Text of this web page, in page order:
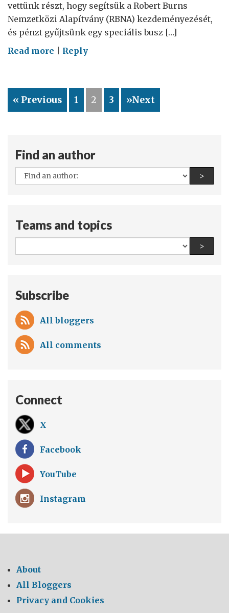
vettünk részt, hogy segítsük a Robert Burns
Nemzetközi Alapítvány (RBNA) kezdeményezését,
és pénzt gyűjtsünk egy speciális busz […]
Read more on
maraton
Reply
« Previous 1 2 3 »Next
Find an author
All
authors:
>Find
Teams and topics
All
teams
>Find
Subscribe
All bloggers
All comments
Connect
X
Facebook
YouTube
Instagram
About
All Bloggers
Privacy and Cookies